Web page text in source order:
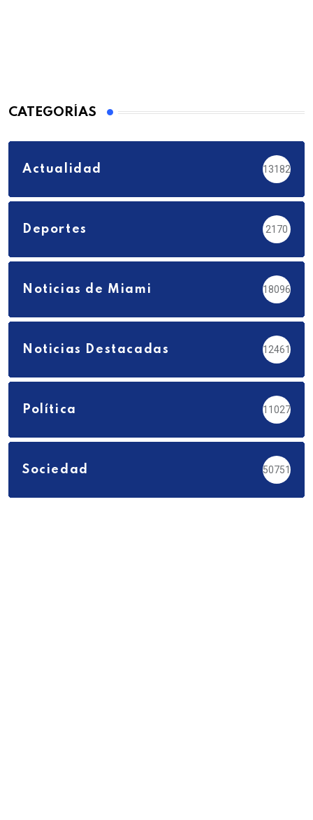
CATEGORÍAS
Actualidad 13182
Deportes 2170
Noticias de Miami 18096
Noticias Destacadas 12461
Política 11027
Sociedad 50751